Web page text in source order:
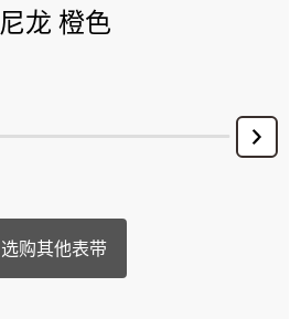
尼龙 橙色
选购其他表带